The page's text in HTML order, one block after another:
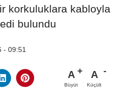
korkuluklara kabloyla
bulundu
- 09:51
A
Büyüt
A
Küçült